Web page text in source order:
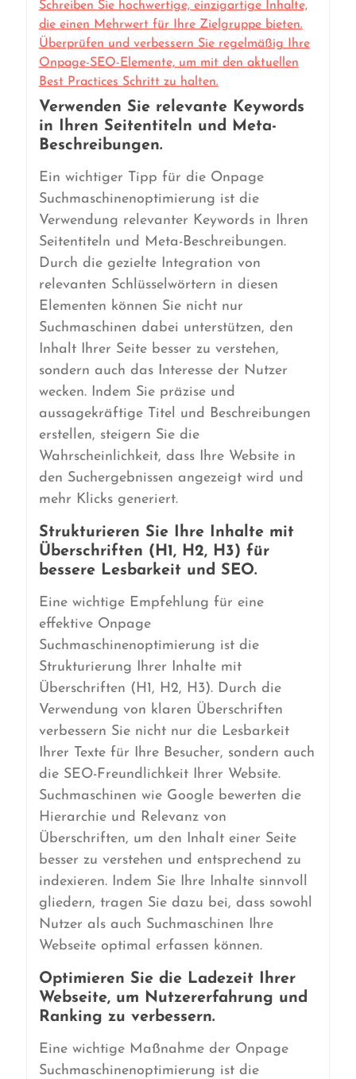
Schreiben Sie hochwertige, einzigartige Inhalte,
die einen Mehrwert für Ihre Zielgruppe bieten.
Überprüfen und verbessern Sie regelmäßig Ihre
Onpage-SEO-Elemente, um mit den aktuellen
Best Practices Schritt zu halten.
Verwenden Sie relevante Keywords
in Ihren Seitentiteln und Meta-
Beschreibungen.
Ein wichtiger Tipp für die Onpage
Suchmaschinenoptimierung ist die
Verwendung relevanter Keywords in Ihren
Seitentiteln und Meta-Beschreibungen.
Durch die gezielte Integration von
relevanten Schlüsselwörtern in diesen
Elementen können Sie nicht nur
Suchmaschinen dabei unterstützen, den
Inhalt Ihrer Seite besser zu verstehen,
sondern auch das Interesse der Nutzer
wecken. Indem Sie präzise und
aussagekräftige Titel und Beschreibungen
erstellen, steigern Sie die
Wahrscheinlichkeit, dass Ihre Website in
den Suchergebnissen angezeigt wird und
mehr Klicks generiert.
Strukturieren Sie Ihre Inhalte mit
Überschriften (H1, H2, H3) für
bessere Lesbarkeit und SEO.
Eine wichtige Empfehlung für eine
effektive Onpage
Suchmaschinenoptimierung ist die
Strukturierung Ihrer Inhalte mit
Überschriften (H1, H2, H3). Durch die
Verwendung von klaren Überschriften
verbessern Sie nicht nur die Lesbarkeit
Ihrer Texte für Ihre Besucher, sondern auch
die SEO-Freundlichkeit Ihrer Website.
Suchmaschinen wie Google bewerten die
Hierarchie und Relevanz von
Überschriften, um den Inhalt einer Seite
besser zu verstehen und entsprechend zu
indexieren. Indem Sie Ihre Inhalte sinnvoll
gliedern, tragen Sie dazu bei, dass sowohl
Nutzer als auch Suchmaschinen Ihre
Webseite optimal erfassen können.
Optimieren Sie die Ladezeit Ihrer
Webseite, um Nutzererfahrung und
Ranking zu verbessern.
Eine wichtige Maßnahme der Onpage
Suchmaschinenoptimierung ist die